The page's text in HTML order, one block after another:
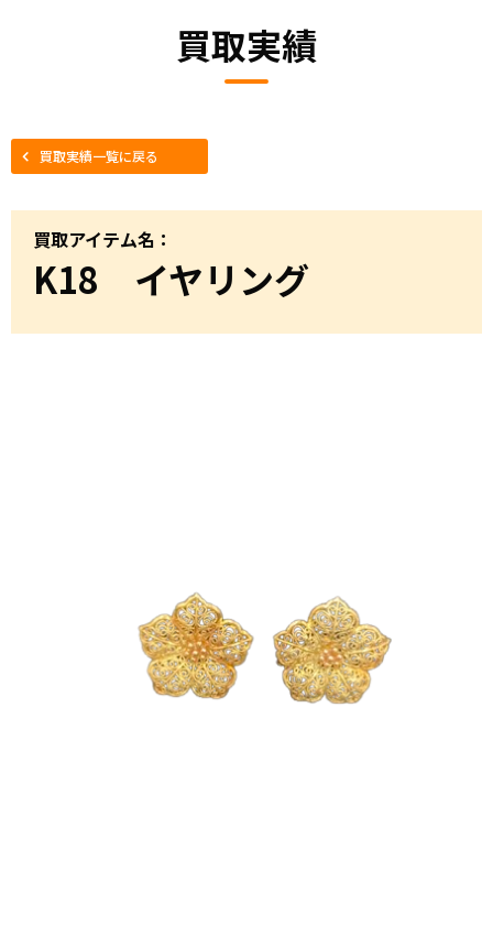
買取実績
買取実績一覧に戻る
買取アイテム名：
K18 イヤリング